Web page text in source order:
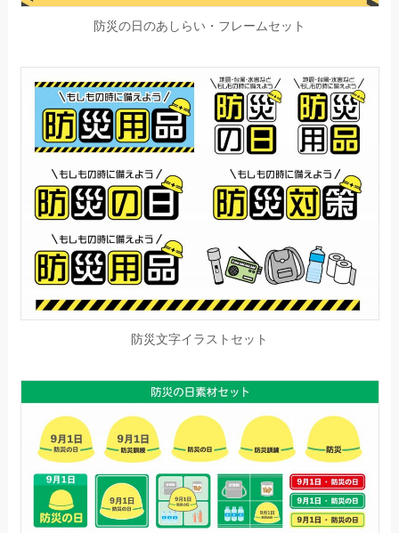
防災の日のあしらい・フレームセット
防災文字イラストセット